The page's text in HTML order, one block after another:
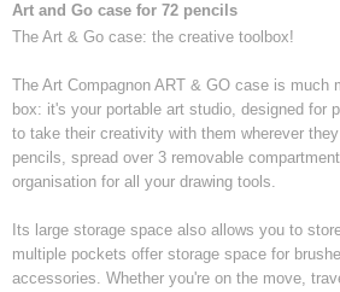
Art and Go case for 72 pencils
The Art & Go case: the creative toolbox!
The Art Compagnon ART & GO case is much
box: it's your portable art studio, designed for
to take their creativity with them wherever
pencils, spread over 3 removable
organisation for all your drawing tools.
Its large storage space also allows you to
multiple pockets offer storage space for
accessories. Whether you're on the move,